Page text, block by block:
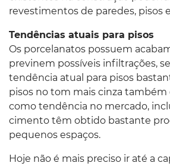
revestimentos de paredes, pisos
Tendências atuais para pisos
Os porcelanatos possuem
previnem possíveis infiltrações,
tendência atual para pisos
pisos no tom mais cinza também
como tendência no mercado,
cimento têm obtido bastante
pequenos espaços.
Hoje não é mais preciso ir até a